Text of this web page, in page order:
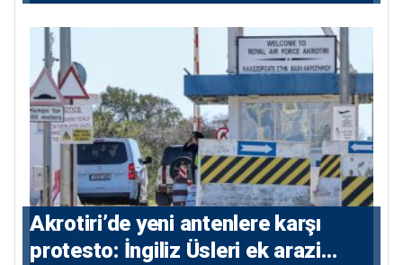
⁠Akrotiri’de yeni antenlere karşı
protesto: İngiliz Üsleri ek arazi